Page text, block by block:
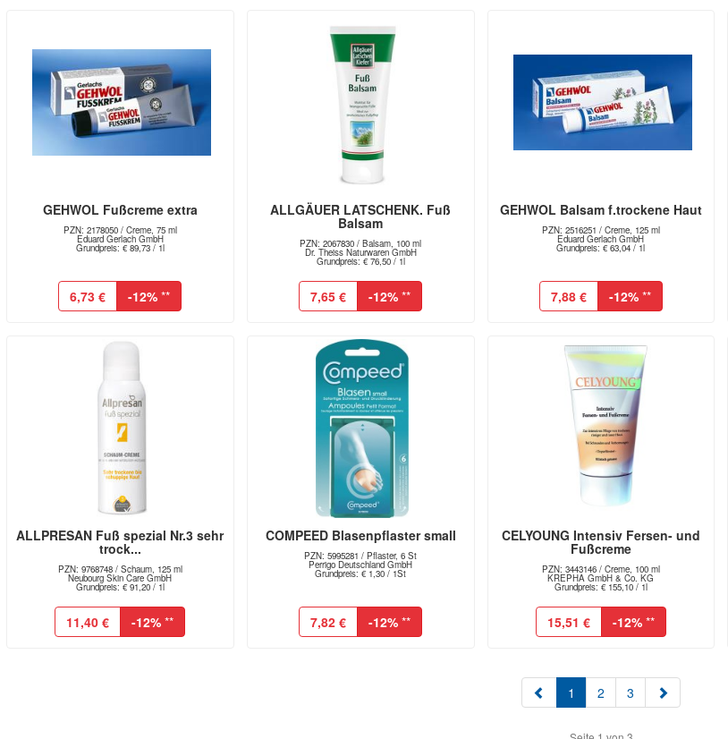
GEHWOL Fußcreme extra
PZN: 2178050 / Creme, 75 ml
Eduard Gerlach GmbH
Grundpreis: € 89,73 / 1l
6,73 € -12% **
ALLGÄUER LATSCHENK. Fuß
Balsam
PZN: 2067830 / Balsam, 100 ml
Dr. Theiss Naturwaren GmbH
Grundpreis: € 76,50 / 1l
7,65 € -12% **
GEHWOL Balsam f.trockene Haut
PZN: 2516251 / Creme, 125 ml
Eduard Gerlach GmbH
Grundpreis: € 63,04 / 1l
7,88 € -12%**
ALLPRESAN Fuß spezial Nr.3 sehr
trock...
PZN: 9768748 / Schaum, 125 ml
Neubourg Skin Care GmbH
Grundpreis: € 91,20 / 1l
11,40 € -12% **
COMPEED Blasenpflaster small
PZN: 5995281 / Pflaster, 6 St
Perrigo Deutschland GmbH
Grundpreis: € 1,30 / 1St
7,82 € -12% **
CELYOUNG Intensiv Fersen- und
Fußcreme
PZN: 3443146 / Creme, 100 ml
KREPHA GmbH & Co. KG
Grundpreis: € 155,10 / 1l
15,51 € -12%**
1 (aktuell)
2 3